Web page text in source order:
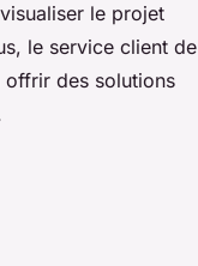
le projet
le service client de
offrir des solutions